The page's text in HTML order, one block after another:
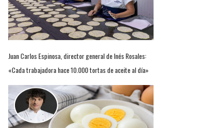
Juan Carlos Espinosa, director general de Inés Rosales:
«Cada trabajadora hace 10.000 tortas de aceite al día»